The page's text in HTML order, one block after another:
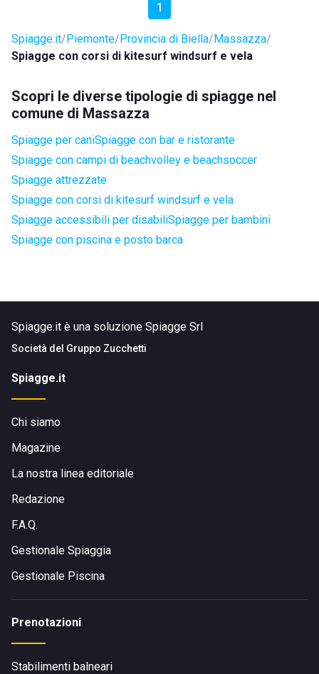
1
Spiagge.it Piemonte Provincia di Biella Massazza
Spiagge con corsi di kitesurf windsurf e vela
Scopri le diverse tipologie di spiagge nel
comune di Massazza
Spiagge per caniSpiagge con bar e ristorante
Spiagge con campi di beachvolley e beachsoccer
Spiagge attrezzate
Spiagge con corsi di kitesurf windsurf e vela
Spiagge accessibili per disabiliSpiagge per bambini
Spiagge con piscina e posto barca
Spiagge.it è una soluzione Spiagge Srl
Società del Gruppo Zucchetti
Spiagge.it
Chi siamo
Magazine
La nostra linea editoriale
Redazione
F.A.Q.
Gestionale Spiaggia
Gestionale Piscina
Prenotazioni
Stabilimenti balneari